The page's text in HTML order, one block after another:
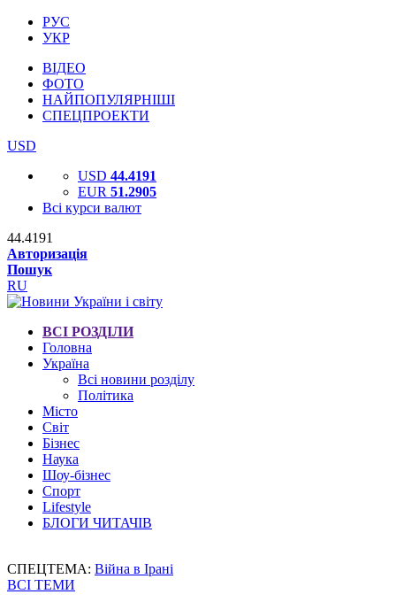
РУС
УКР
ВІДЕО
ФОТО
НАЙПОПУЛЯРНІШІ
СПЕЦПРОЕКТИ
USD
USD 44.4191
EUR 51.2905
Всі курси валют
44.4191
Авторизація
Пошук
RU
ВСІ РОЗДІЛИ
Головна
Україна
Всі новини розділу
Політика
Місто
Світ
Бізнес
Наука
Шоу-бізнес
Спорт
Lifestyle
БЛОГИ ЧИТАЧІВ
СПЕЦТЕМА: Війна в Ірані
ВСІ ТЕМИ